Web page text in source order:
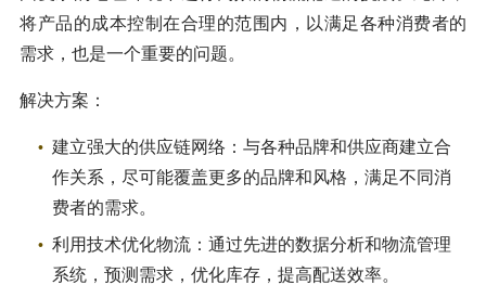
将产品的成本控制在合理的范围内，以满足各种消费者的
需求，也是一个重要的问题。
解决方案：
建立强大的供应链网络：与各种品牌和供应商建立合
作关系，尽可能覆盖更多的品牌和风格，满足不同消
费者的需求。
利用技术优化物流：通过先进的数据分析和物流管理
系统，预测需求，优化库存，提高配送效率。